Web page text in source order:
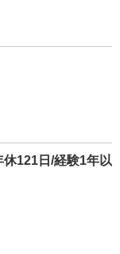
121日/経験1年以